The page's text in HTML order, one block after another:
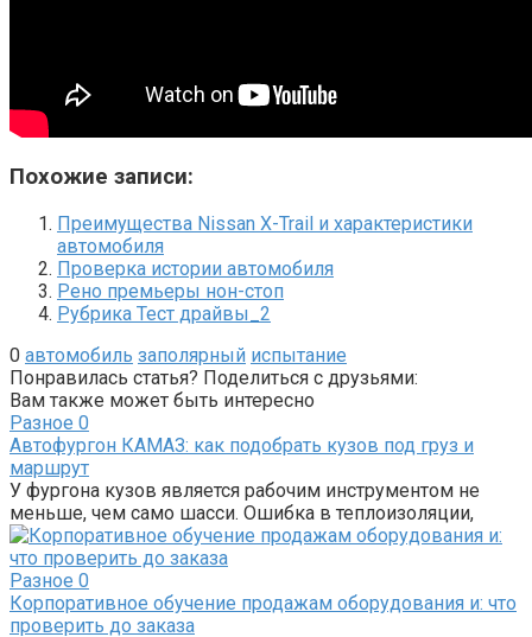
Похожие записи:
Преимущества Nissan X-Trail и характеристики
автомобиля
Проверка истории автомобиля
Рено премьеры нон-стоп
Рубрика Тест драйвы_2
0 автомобиль заполярный испытание
Понравилась статья? Поделиться с друзьями:
Вам также может быть интересно
Разное 0
Автофургон КАМАЗ: как подобрать кузов под груз и
маршрут
У фургона кузов является рабочим инструментом не
меньше, чем само шасси. Ошибка в теплоизоляции,
Разное 0
Корпоративное обучение продажам оборудования и: что
проверить до заказа